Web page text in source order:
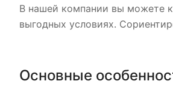
В нашей компании вы можете
выгодных условиях.
Основные